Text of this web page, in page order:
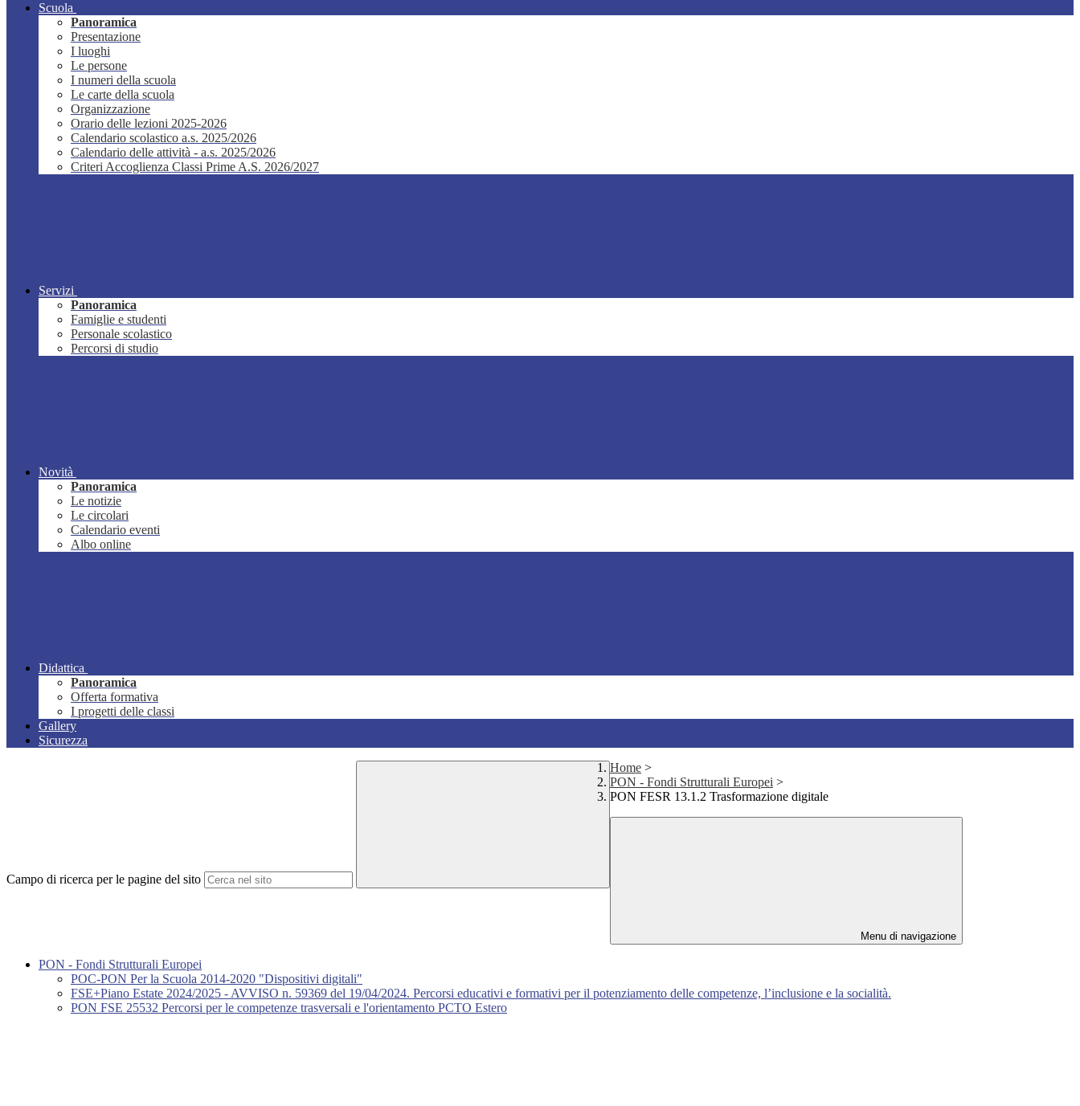
Scuola
Panoramica
Presentazione
I luoghi
Le persone
I numeri della scuola
Le carte della scuola
Organizzazione
Orario delle lezioni 2025-2026
Calendario scolastico a.s. 2025/2026
Calendario delle attività - a.s. 2025/2026
Criteri Accoglienza Classi Prime A.S. 2026/2027
Servizi
Panoramica
Famiglie e studenti
Personale scolastico
Percorsi di studio
Novità
Panoramica
Le notizie
Le circolari
Calendario eventi
Albo online
Didattica
Panoramica
Offerta formativa
I progetti delle classi
Gallery
Sicurezza
Campo di ricerca per le pagine del sito
Home >
PON - Fondi Strutturali Europei >
PON FESR 13.1.2 Trasformazione digitale
Menu di navigazione
PON - Fondi Strutturali Europei
POC-PON Per la Scuola 2014-2020 "Dispositivi digitali"
FSE+Piano Estate 2024/2025 - AVVISO n. 59369 del 19/04/2024. Percorsi educativi e formativi per il potenziamento delle competenze, l’inclusione e la socialità.
PON FSE 25532 Percorsi per le competenze trasversali e l'orientamento PCTO Estero